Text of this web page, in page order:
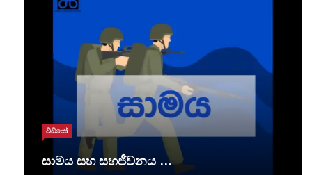
වීඩියෝ
සාමය සහ සහජීවනය …